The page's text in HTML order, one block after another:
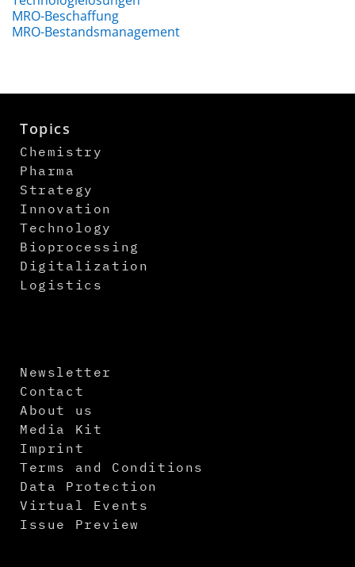
MRO-Beschaffung
MRO-Bestandsmanagement
Topics
Chemistry
Pharma
Strategy
Innovation
Technology
Bioprocessing
Digitalization
Logistics
Newsletter
Contact
About us
Media Kit
Imprint
Terms and Conditions
Data Protection
Virtual Events
Issue Preview